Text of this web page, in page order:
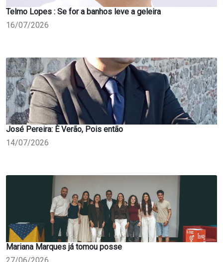
Telmo Lopes : Se for a banhos leve a geleira
16/07/2026
José Pereira: È Verão, Pois então
14/07/2026
Mariana Marques já tomou posse